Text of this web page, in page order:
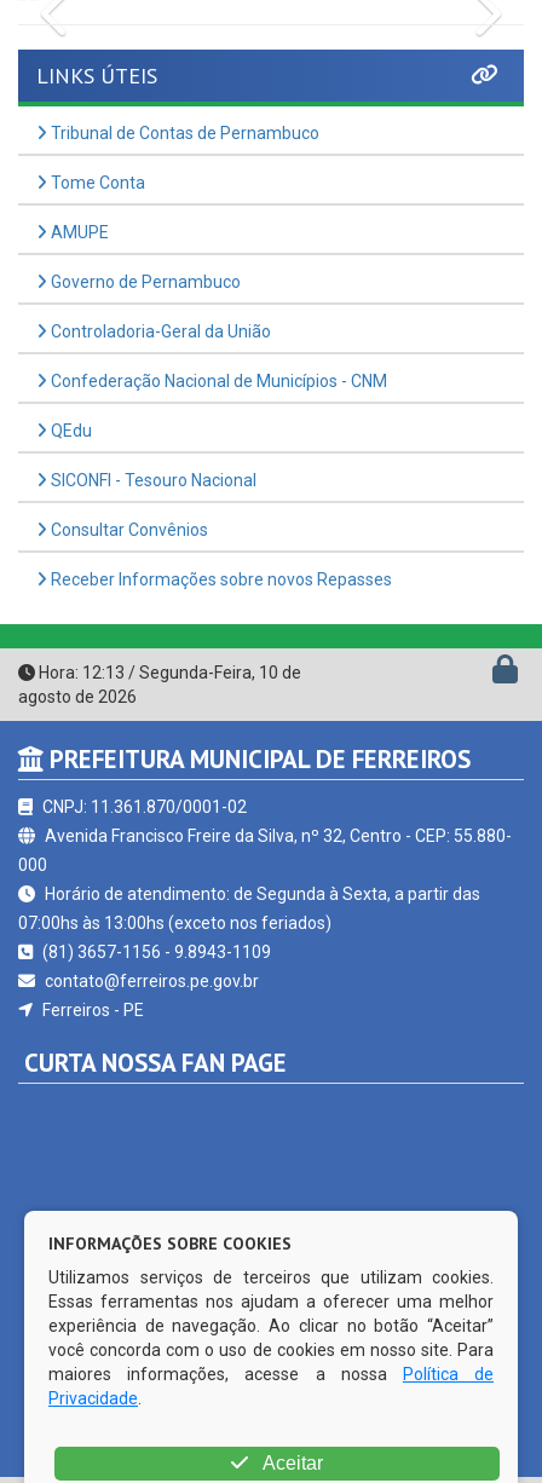
LINKS ÚTEIS
Tribunal de Contas de Pernambuco
Tome Conta
AMUPE
Governo de Pernambuco
Controladoria-Geral da União
Confederação Nacional de Municípios - CNM
QEdu
SICONFI - Tesouro Nacional
Consultar Convênios
Receber Informações sobre novos Repasses
Hora:12:13/Segunda-Feira,10 de
agosto de 2026
PREFEITURA MUNICIPAL DE FERREIROS
CNPJ: 11.361.870/0001-02
000
Horário de atendimento: de Segunda à Sexta, a partir das
contato@ferreiros.pe.gov.br
Ferreiros - PE
CURTA NOSSA FAN PAGE
© Copyright 2026 Prefeitura Municipal de Ferreiros | Todos os
INFORMAÇÕES SOBRE COOKIES
Utilizamos serviços de terceiros que utilizam cookies.
Essas ferramentas nos ajudam a oferecer uma melhor
experiência de navegação. Ao clicar no botão “Aceitar”
você concorda com o uso de cookies em nosso site. Para
maiores informações, acesse a nossa
Política de
Privacidade
Aceitar